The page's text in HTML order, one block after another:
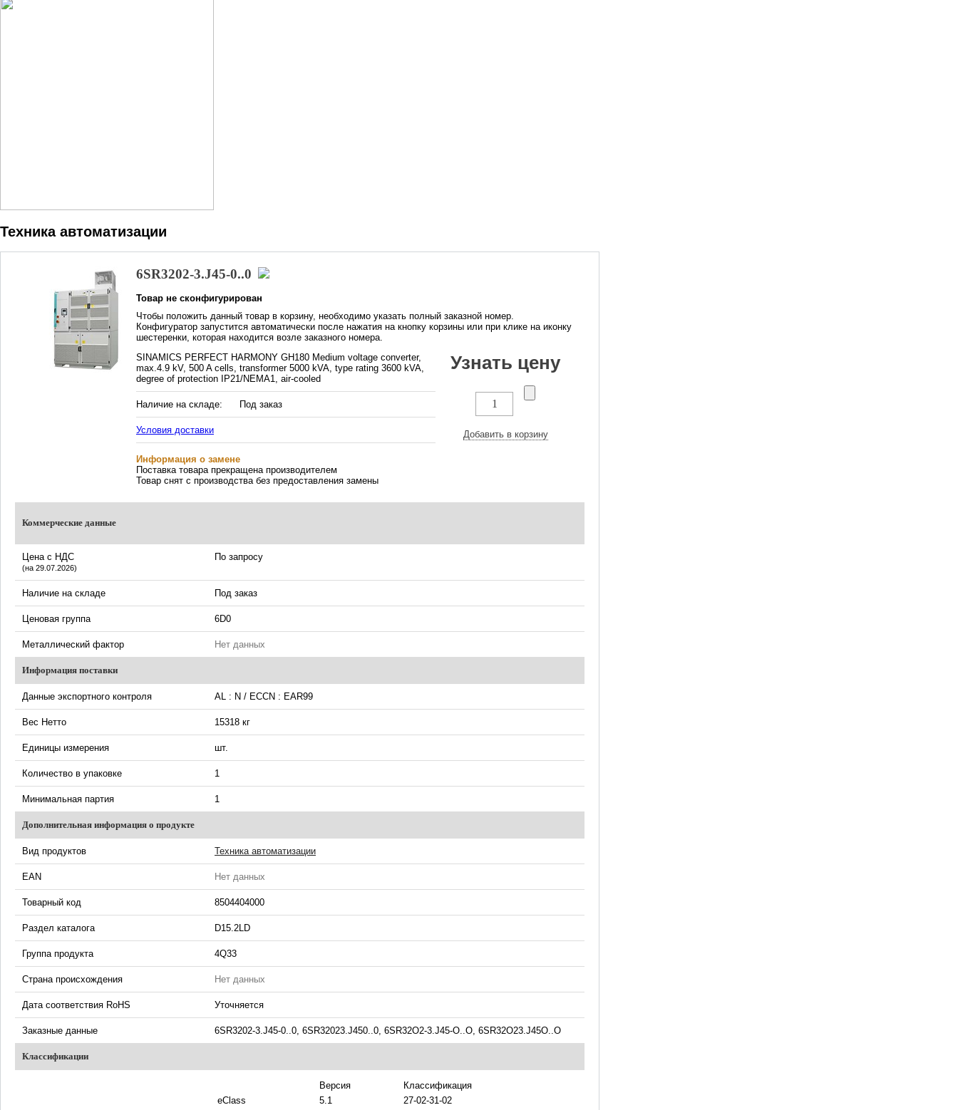
Техника автоматизации
6SR3202-3.J45-0..0
Товар не сконфигурирован
Чтобы положить данный товар в корзину, необходимо указать полный заказной номер.
Конфигуратор запустится автоматически после нажатия на кнопку корзины или при клике на иконку
шестеренки, которая находится возле заказного номера.
SINAMICS PERFECT HARMONY GH180 Medium voltage converter,
max.4.9 kV, 500 A cells, transformer 5000 kVA, type rating 3600 kVA,
degree of protection IP21/NEMA1, air-cooled
Наличие на складе: Под заказ
Условия доставки
Информация о замене
Поставка товара прекращена производителем
Товар снят с производства без предоставления замены
Узнать цену
Добавить в корзину
Коммерческие данные
Цена с НДС
(на 29.07.2026)
По запросу
Наличие на складе Под заказ
Ценовая группа 6D0
Металлический фактор Нет данных
Информация поставки
Данные экспортного контроля AL : N / ECCN : EAR99
Вес Нетто 15318 кг
Единицы измерения шт.
Количество в упаковке 1
Минимальная партия 1
Дополнительная информация о продукте
Вид продуктов Техника автоматизации
EAN Нет данных
Товарный код 8504404000
Раздел каталога D15.2LD
Группа продукта 4Q33
Страна происхождения Нет данных
Дата соответствия RoHS Уточняется
Заказные данные 6SR3202-3.J45-0..0, 6SR32023.J450..0, 6SR32O2-3.J45-O..O, 6SR32O23.J45O..O
Классификации
Версия
Классификация
eClass
5.1
27-02-31-02